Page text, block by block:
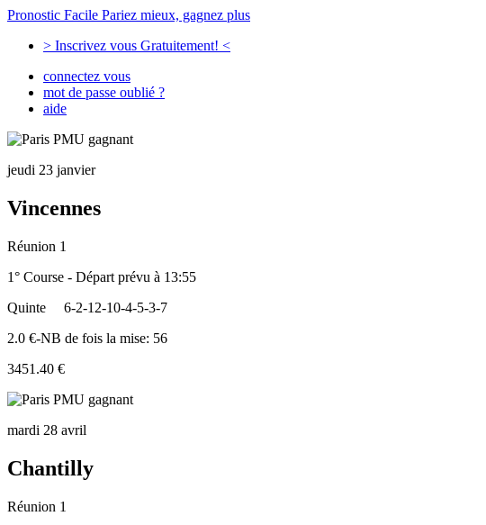
Pronostic Facile Pariez mieux, gagnez plus
> Inscrivez vous Gratuitement! <
connectez vous
mot de passe oublié ?
aide
jeudi 23 janvier
Vincennes
Réunion 1
1° Course - Départ prévu à 13:55
Quinte
6-2-12-10-4-5-3-7
2.0 €-NB de fois la mise: 56
3451.40 €
mardi 28 avril
Chantilly
Réunion 1